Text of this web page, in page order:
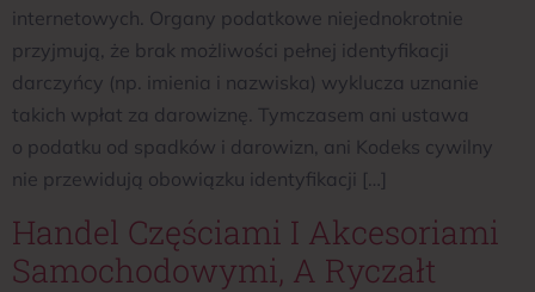
internetowych. Organy podatkowe niejednokrotnie
przyjmują, że brak możliwości pełnej identyfikacji
darczyńcy (np. imienia i nazwiska) wyklucza uznanie
takich wpłat za darowiznę. Tymczasem ani ustawa
o podatku od spadków i darowizn, ani Kodeks cywilny
nie przewidują obowiązku identyfikacji […]
Handel Częściami I Akcesoriami
Samochodowymi, A Ryczałt